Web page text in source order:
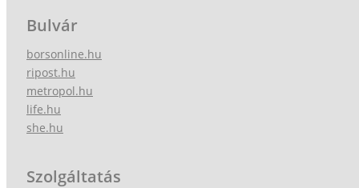
Bulvár
borsonline.hu
ripost.hu
metropol.hu
life.hu
she.hu
Szolgáltatás